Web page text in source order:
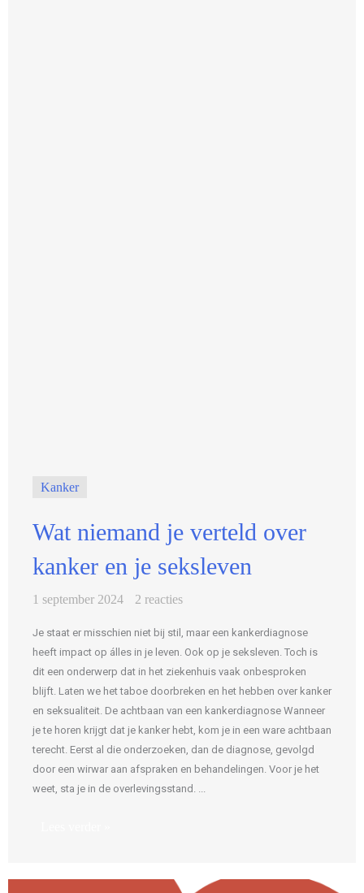
Kanker
Wat niemand je verteld over
kanker en je seksleven
1 september 2024 2 reacties
Je staat er misschien niet bij stil, maar een kankerdiagnose
heeft impact op álles in je leven. Ook op je seksleven. Toch is
dit een onderwerp dat in het ziekenhuis vaak onbesproken
blijft. Laten we het taboe doorbreken en het hebben over kanker
en seksualiteit. De achtbaan van een kankerdiagnose Wanneer
je te horen krijgt dat je kanker hebt, kom je in een ware achtbaan
terecht. Eerst al die onderzoeken, dan de diagnose, gevolgd
door een wirwar aan afspraken en behandelingen. Voor je het
weet, sta je in de overlevingsstand. ...